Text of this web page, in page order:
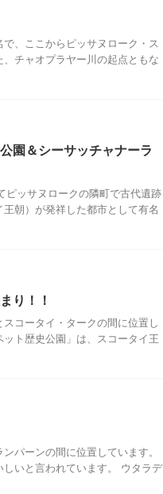
、ここからピッサヌローク・ス
チャオプラヤー川の起点ともな
園＆シーサッチャナーラ
ピッサヌロークの隣町で古代遺跡
朝）が発祥した都市として有名
り！！
コータイ・タークの間に位置し
ト歴史公園」は、スコータイ王
パーンの間に位置しています。
いと言われています。 ウタラデ